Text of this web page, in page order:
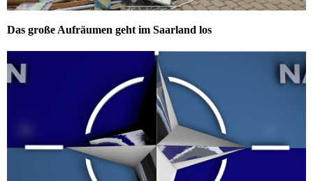
Das große Aufräumen geht im Saarland los